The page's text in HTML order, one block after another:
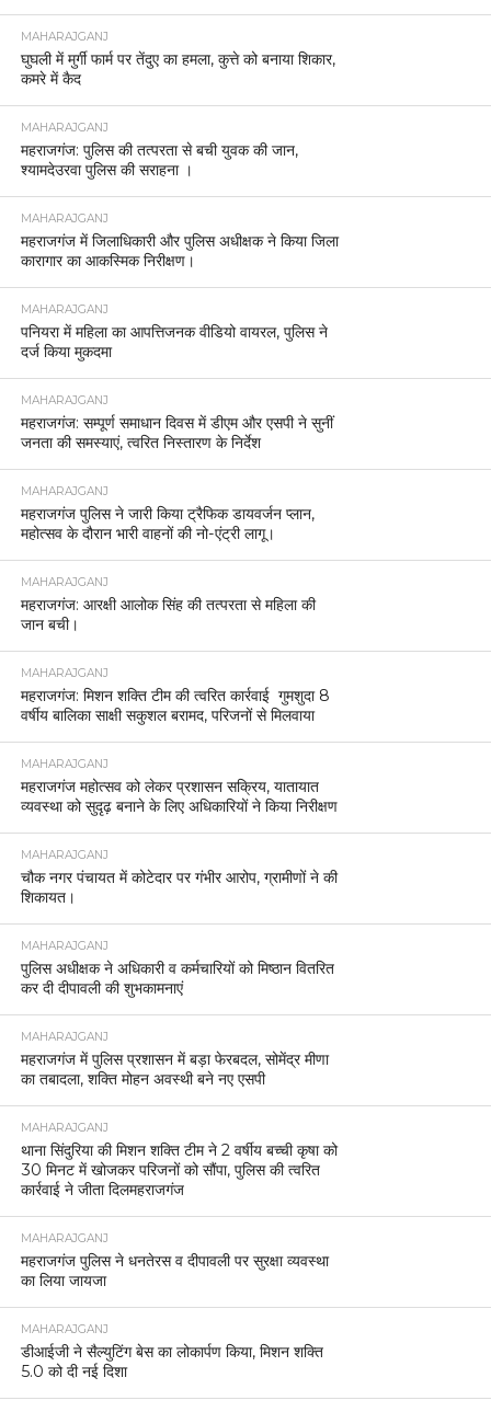
MAHARAJGANJ
घुघली में मुर्गी फार्म पर तेंदुए का हमला, कुत्ते को बनाया शिकार,
कमरे में कैद
MAHARAJGANJ
महराजगंज: पुलिस की तत्परता से बची युवक की जान,
श्यामदेउरवा पुलिस की सराहना ।
MAHARAJGANJ
महराजगंज में जिलाधिकारी और पुलिस अधीक्षक ने किया जिला
कारागार का आकस्मिक निरीक्षण।
MAHARAJGANJ
पनियरा में महिला का आपत्तिजनक वीडियो वायरल, पुलिस ने
दर्ज किया मुकदमा
MAHARAJGANJ
महराजगंज: सम्पूर्ण समाधान दिवस में डीएम और एसपी ने सुनीं
जनता की समस्याएं, त्वरित निस्तारण के निर्देश
MAHARAJGANJ
महराजगंज पुलिस ने जारी किया ट्रैफिक डायवर्जन प्लान,
महोत्सव के दौरान भारी वाहनों की नो-एंट्री लागू।
MAHARAJGANJ
महराजगंज: आरक्षी आलोक सिंह की तत्परता से महिला की
जान बची।
MAHARAJGANJ
महराजगंज: मिशन शक्ति टीम की त्वरित कार्रवाई गुमशुदा 8
वर्षीय बालिका साक्षी सकुशल बरामद, परिजनों से मिलवाया
MAHARAJGANJ
महराजगंज महोत्सव को लेकर प्रशासन सक्रिय, यातायात
व्यवस्था को सुदृढ़ बनाने के लिए अधिकारियों ने किया निरीक्षण
MAHARAJGANJ
चौक नगर पंचायत में कोटेदार पर गंभीर आरोप, ग्रामीणों ने की
शिकायत।
MAHARAJGANJ
पुलिस अधीक्षक ने अधिकारी व कर्मचारियों को मिष्ठान वितरित
कर दी दीपावली की शुभकामनाएं
MAHARAJGANJ
महराजगंज में पुलिस प्रशासन में बड़ा फेरबदल, सोमेंद्र मीणा
का तबादला, शक्ति मोहन अवस्थी बने नए एसपी
MAHARAJGANJ
थाना सिंदुरिया की मिशन शक्ति टीम ने 2 वर्षीय बच्ची कृषा को
30 मिनट में खोजकर परिजनों को सौंपा, पुलिस की त्वरित
कार्रवाई ने जीता दिलमहराजगंज
MAHARAJGANJ
महराजगंज पुलिस ने धनतेरस व दीपावली पर सुरक्षा व्यवस्था
का लिया जायजा
MAHARAJGANJ
डीआईजी ने सैल्युटिंग बेस का लोकार्पण किया, मिशन शक्ति
5.0 को दी नई दिशा